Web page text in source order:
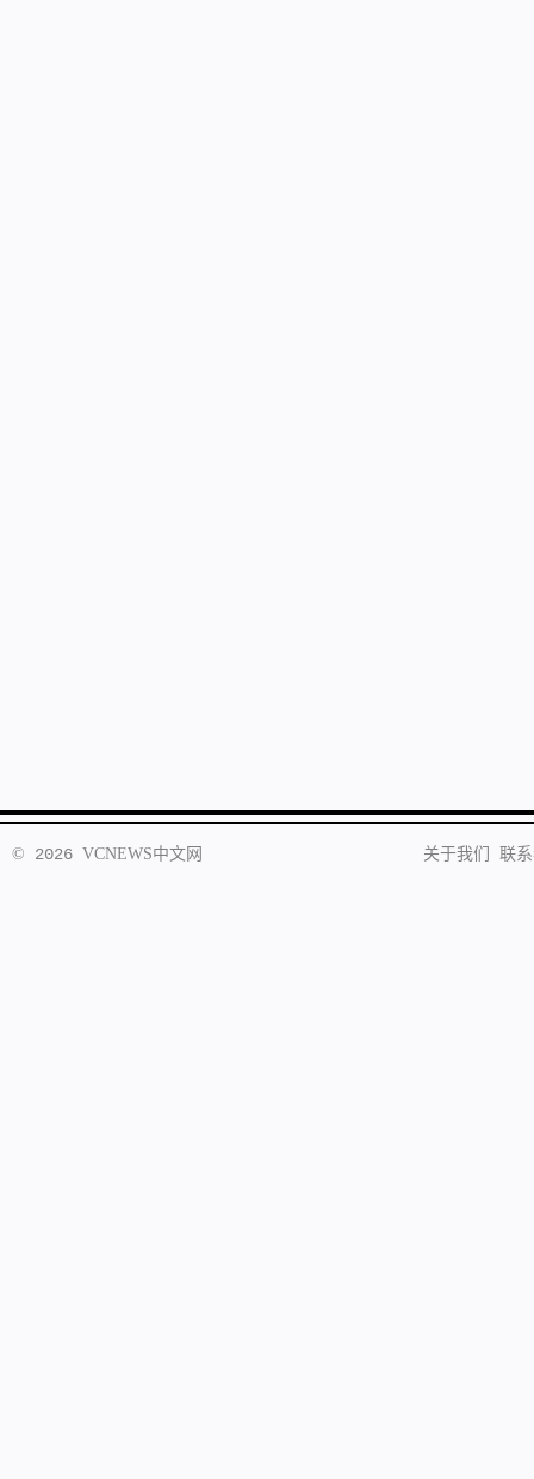
© 2026 VCNEWS中文网 关于我们 联